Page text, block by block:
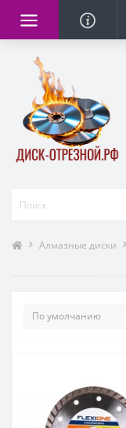
Алмазные диски